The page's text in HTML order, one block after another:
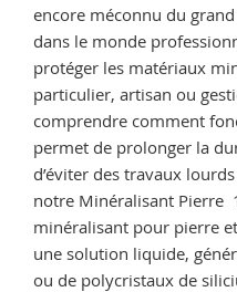
encore méconnu du
dans le monde
protéger les matériaux
particulier, artisan ou
comprendre comment
permet de prolonger la
d’éviter des travaux
notre Minéralisant Pierre
minéralisant pour pierre
une solution liquide,
ou de polycristaux de